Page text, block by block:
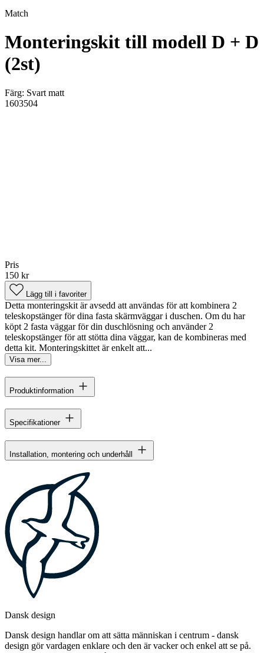
Match
Monteringskit till modell D + D
(2st)
Färg: Svart matt
1603504
Pris
150 kr
Lägg till i favoriter
Detta monteringskit är avsedd att användas för att kombinera 2
teleskopstänger för dina fasta skärmväggar i duschen. Om du har
köpt 2 fasta väggar för din duschlösning och använder 2
teleskopstänger för att stötta dina väggar, kan de kombineras med
detta kit. Monteringskittet är enkelt att...
Visa mer...
Produktinformation
Specifikationer
Installation, montering och underhåll
Dansk design
Dansk design handlar om att sätta människan i centrum - dansk
design gör vardagen enklare och den är vacker och enkel att se på.